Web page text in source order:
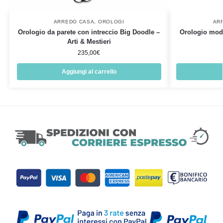
ARREDO CASA OROLOGI
Orologio da parete con intreccio Big Doodle –
Arti & Mestieri
235,00€
Aggiungi al carrello
Orologio